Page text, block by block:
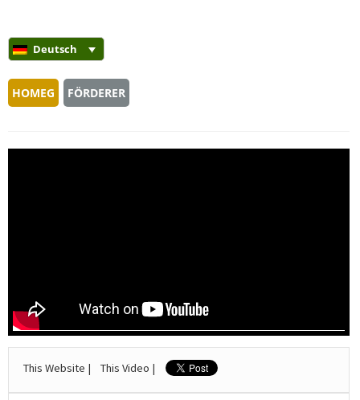
Deutsch
HOMEG FÖRDERER
This Website | This Video |